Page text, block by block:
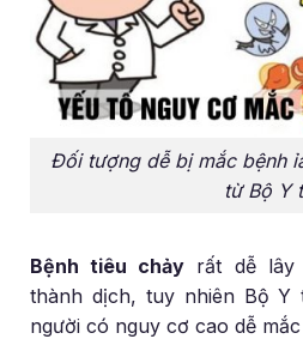
Đối tượng dễ bị mắc bệnh
từ Bộ Y
Bệnh tiêu chảy rất dễ lây
thành dịch, tuy nhiên Bộ Y
người có nguy cơ cao dễ